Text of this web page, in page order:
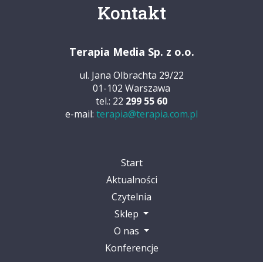
Kontakt
Terapia Media Sp. z o.o.
ul. Jana Olbrachta 29/22
01-102 Warszawa
tel.: 22 299 55 60
e-mail: terapia@terapia.com.pl
Start
Aktualności
Czytelnia
Sklep
O nas
Konferencje